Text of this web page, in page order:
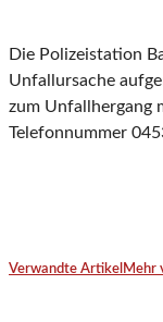
Die Polizeistation
Unfallursache
zum Unfallhergang
Telefonnummer
Verwandte Artikel Mehr